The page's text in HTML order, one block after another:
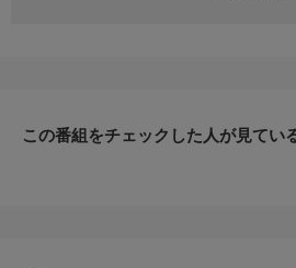
吉田羊、吉行和子、いしのようこ、宮
この番組をチェックした人が見てい